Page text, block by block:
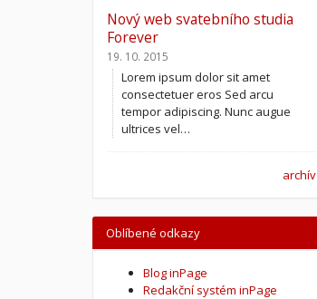
Nový web svatebního studia
Forever
19. 10. 2015
Lorem ipsum dolor sit amet
consectetuer eros Sed arcu
tempor adipiscing. Nunc augue
ultrices vel…
archív
Oblíbené odkazy
Blog inPage
Redakční systém inPage